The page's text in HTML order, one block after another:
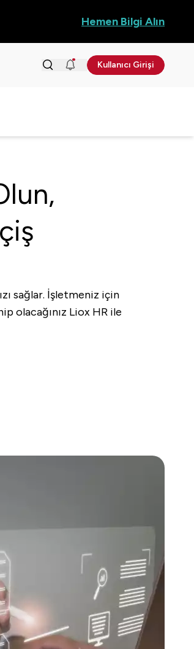
Hemen Bilgi Alın
Kullanıcı Girişi
sağlar. İşletmeniz için
olacağınız Liox HR ile